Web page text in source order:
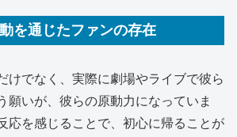
を通じたファンの存在
けでなく、実際に劇場やライブで彼ら
願いが、彼らの原動力になっていま
応を感じることで、初心に帰ることが